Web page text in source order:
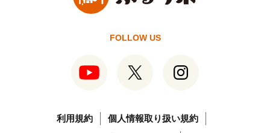
FOLLOW US
利用規約
個人情報取り扱い規約